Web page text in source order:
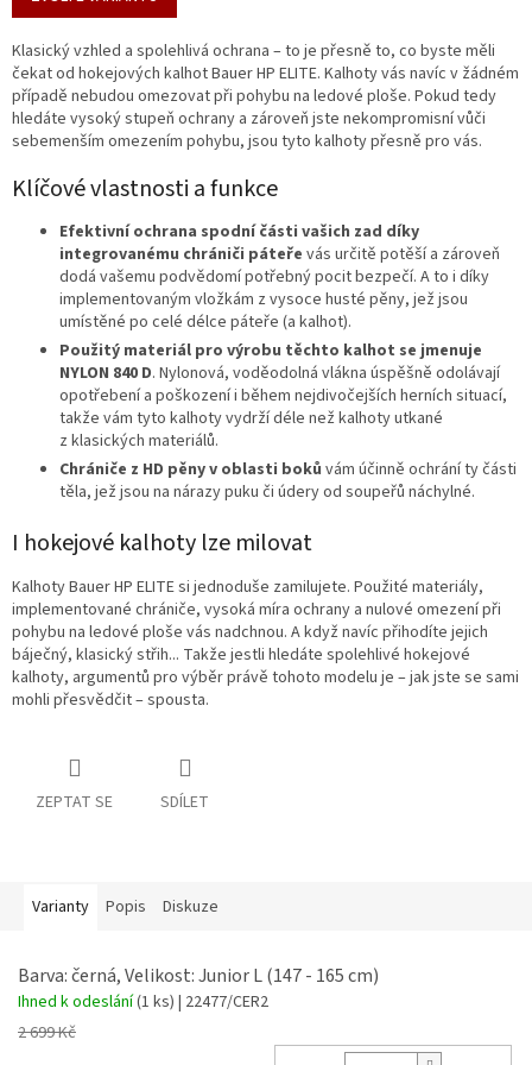
Klasický vzhled a spolehlivá ochrana – to je přesně to, co byste měli
čekat od hokejových kalhot Bauer HP ELITE. Kalhoty vás navíc v žádném
případě nebudou omezovat při pohybu na ledové ploše. Pokud tedy
hledáte vysoký stupeň ochrany a zároveň jste nekompromisní vůči
sebemenším omezením pohybu, jsou tyto kalhoty přesně pro vás.
Klíčové vlastnosti a funkce
Efektivní ochrana spodní části vašich zad díky
integrovanému chrániči páteře vás určitě potěší a zároveň
dodá vašemu podvědomí potřebný pocit bezpečí. A to i díky
implementovaným vložkám z vysoce husté pěny, jež jsou
umístěné po celé délce páteře (a kalhot).
Použitý materiál pro výrobu těchto kalhot se jmenuje
NYLON 840 D. Nylonová, voděodolná vlákna úspěšně odolávají
opotřebení a poškození i během nejdivočejších herních situací,
takže vám tyto kalhoty vydrží déle než kalhoty utkané
z klasických materiálů.
Chrániče z HD pěny v oblasti boků vám účinně ochrání ty části
těla, jež jsou na nárazy puku či údery od soupeřů náchylné.
I hokejové kalhoty lze milovat
Kalhoty Bauer HP ELITE si jednoduše zamilujete. Použité materiály,
implementované chrániče, vysoká míra ochrany a nulové omezení při
pohybu na ledové ploše vás nadchnou. A když navíc přihodíte jejich
báječný, klasický střih... Takže jestli hledáte spolehlivé hokejové
kalhoty, argumentů pro výběr právě tohoto modelu je – jak jste se sami
mohli přesvědčit – spousta.
ZEPTAT SE SDÍLET
Varianty Popis Diskuze
Barva: černá, Velikost: Junior L (147 - 165 cm)
Ihned k odeslání(1 ks) | 22477/CER2
2 699 Kč